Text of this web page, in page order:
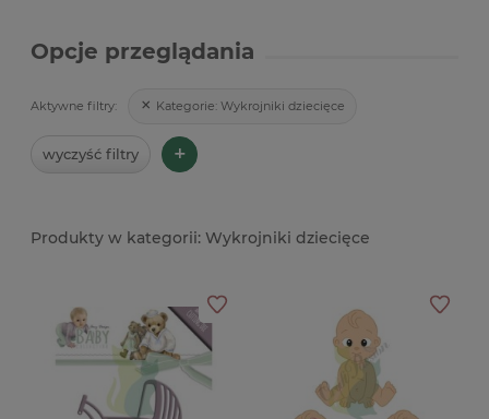
Opcje przeglądania
Aktywne filtry: Kategorie: Wykrojniki dziecięce
wyczyść filtry +
Wykrojniki dziecięce